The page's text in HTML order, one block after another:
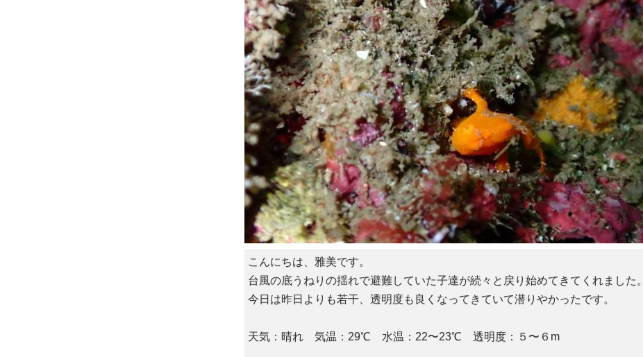
こんにちは、雅美です。
台風の底うねりの揺れで避難していた子達が続々と戻り始めてきてくれました。
今日は昨日よりも若干、透明度も良くなってきていて潜りやかったです。
天気：晴れ 気温：29℃ 水温：22〜23℃ 透明度：５〜６m